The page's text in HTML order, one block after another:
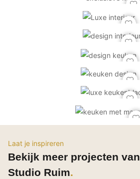
Natuursteen en keramiek vloeren
Vloerkleden
Wandafwerking
Laat je inspireren
Bekijk meer projecten van
Studio Ruim